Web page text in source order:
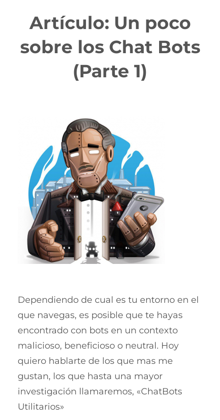
Artículo: Un poco
sobre los Chat Bots
(Parte 1)
Dependiendo de cual es tu entorno en el
que navegas, es posible que te hayas
encontrado con bots en un contexto
malicioso, beneficioso o neutral. Hoy
quiero hablarte de los que mas me
gustan, los que hasta una mayor
investigación llamaremos, «ChatBots
Utilitarios»